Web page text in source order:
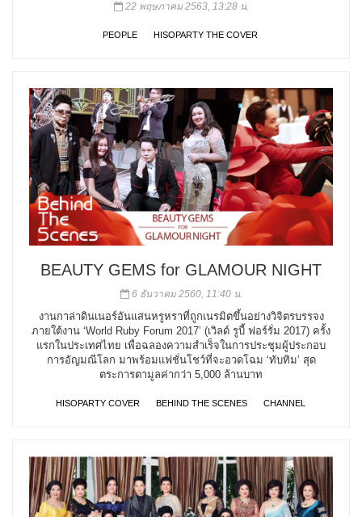
22 พฤษภาคม 2563, 13:28 น.
PEOPLE HISOPARTY THE COVER
BEAUTY GEMS for GLAMOUR NIGHT
6 ธันวาคม 2560, 11:40 น.
งานกาล่าดินเนอร์อันแสนหรูหราที่ถูกเนรมิตขึ้นอย่างวิจิตรบรรจง
ภายใต้งาน ‘World Ruby Forum 2017’ (เวิลด์ รูบี้ ฟอร์รั่ม 2017) ครั้ง
แรกในประเทศไทย เพื่อฉลองความสำเร็จในการประชุมผู้ประกอบ
การอัญมณีโลก มาพร้อมแฟชั่นโชว์ที่จะอวดโฉม ‘ทับทิม’ สุด
ตระการตามูลค่ากว่า 5,000 ล้านบาท
HISOPARTY COVER BEHIND THE SCENES CHANNEL